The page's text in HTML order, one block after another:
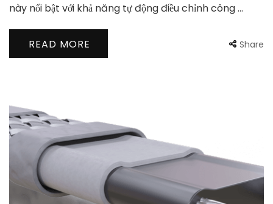
này nổi bật với khả năng tự động điều chỉnh công …
READ MORE Share